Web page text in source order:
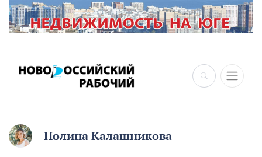
×
Полина Калашникова